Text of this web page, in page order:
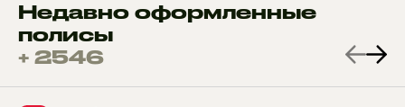
Недавно оформленные
полисы
+ 2546